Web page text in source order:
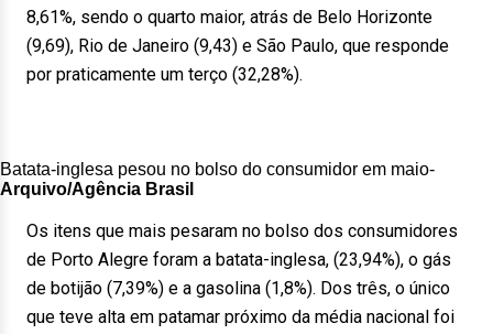
8,61%, sendo o quarto maior, atrás de Belo Horizonte
(9,69), Rio de Janeiro (9,43) e São Paulo, que responde
por praticamente um terço (32,28%).
Batata-inglesa pesou no bolso do consumidor em maio-
Arquivo/Agência Brasil
Os itens que mais pesaram no bolso dos consumidores
de Porto Alegre foram a batata-inglesa, (23,94%), o gás
de botijão (7,39%) e a gasolina (1,8%). Dos três, o único
que teve alta em patamar próximo da média nacional foi